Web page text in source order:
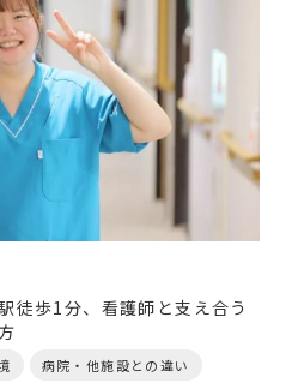
徒歩1分、看護師と支え合う
病院・他施設との違い